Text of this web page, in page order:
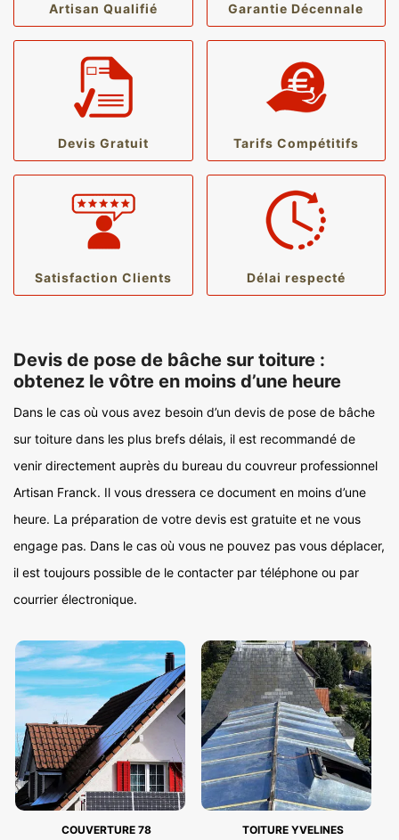
Artisan Qualifié Garantie Décennale
Devis Gratuit Tarifs Compétitifs
Satisfaction Clients Délai respecté
Devis de pose de bâche sur toiture :
obtenez le vôtre en moins d’une heure
Dans le cas où vous avez besoin d’un devis de pose de bâche
sur toiture dans les plus brefs délais, il est recommandé de
venir directement auprès du bureau du couvreur professionnel
Artisan Franck. Il vous dressera ce document en moins d’une
heure. La préparation de votre devis est gratuite et ne vous
engage pas. Dans le cas où vous ne pouvez pas vous déplacer,
il est toujours possible de le contacter par téléphone ou par
courrier électronique.
COUVERTURE 78 TOITURE YVELINES